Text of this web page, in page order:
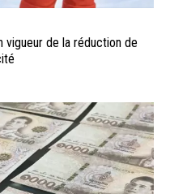
vigueur de la réduction de